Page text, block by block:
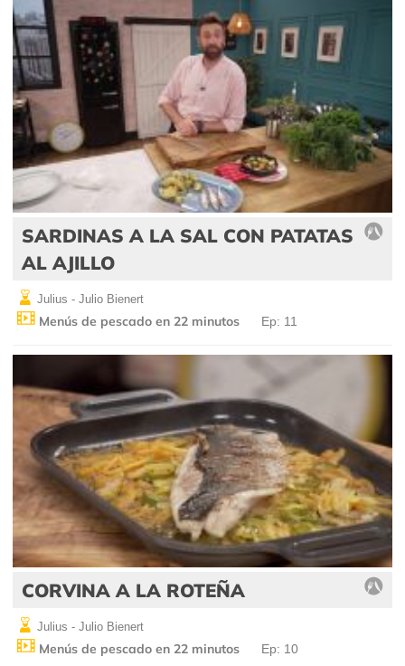
SARDINAS A LA SAL CON PATATAS
AL AJILLO
Julius - Julio Bienert
Menús de pescado en 22 minutos Ep: 11
CORVINA A LA ROTEÑA
Julius - Julio Bienert
Menús de pescado en 22 minutos Ep: 10